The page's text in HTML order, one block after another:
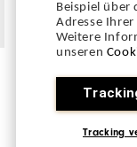
Beispiel über
Adresse
Weitere
unseren
Tracking